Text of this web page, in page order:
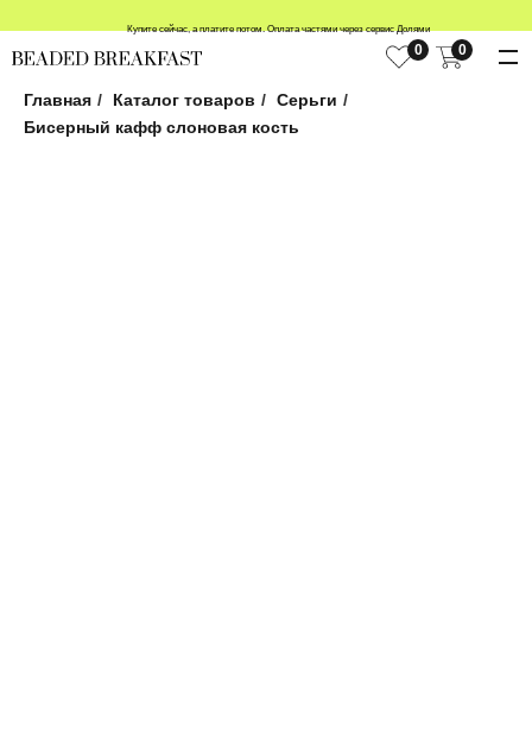
0 0
Купите сейчас, а платите потом. Оплата частями через сервис Долями
Главная / Каталог товаров / Серьги /
Бисерный кафф слоновая кость